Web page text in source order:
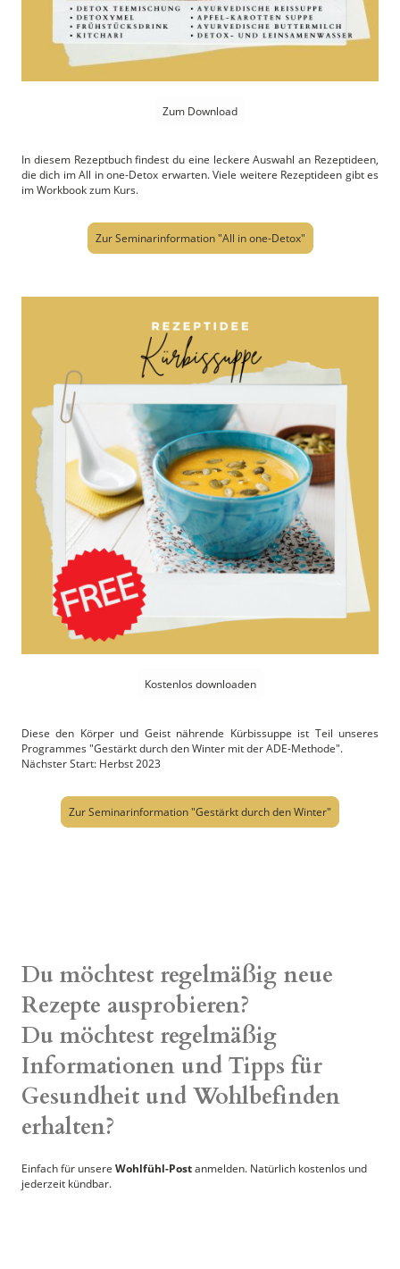
Zum Download
In diesem Rezeptbuch findest du eine leckere Auswahl an Rezeptideen,
die dich im All in one-Detox erwarten. Viele weitere Rezeptideen gibt es
im Workbook zum Kurs.
Zur Seminarinformation "All in one-Detox"
Kostenlos downloaden
Diese den Körper und Geist nährende Kürbissuppe ist Teil unseres
Programmes "Gestärkt durch den Winter mit der ADE-Methode".
Nächster Start: Herbst 2023
Zur Seminarinformation "Gestärkt durch den Winter"
Du möchtest regelmäßig neue
Rezepte ausprobieren?
Du möchtest regelmäßig
Informationen und Tipps für
Gesundheit und Wohlbefinden
erhalten?
Einfach für unsere Wohlfühl-Postanmelden. Natürlich kostenlos und
jederzeit kündbar.